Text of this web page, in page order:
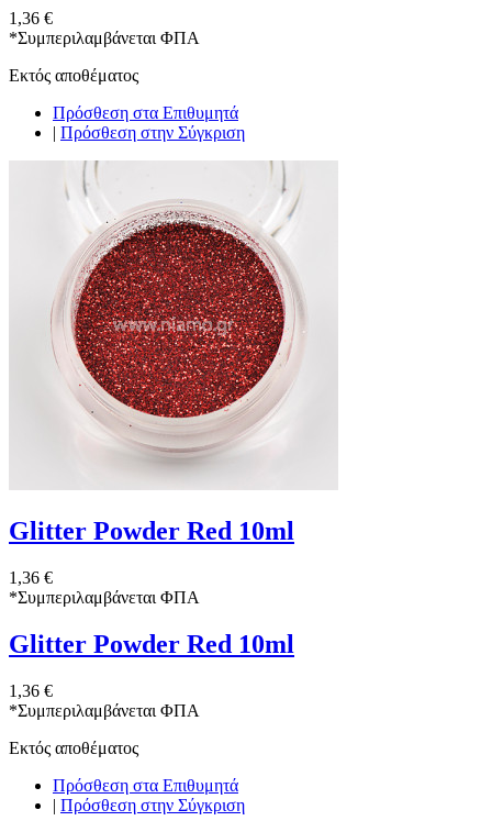
1,36 €
*Συμπεριλαμβάνεται ΦΠΑ
Εκτός αποθέματος
Πρόσθεση στα Επιθυμητά
| Πρόσθεση στην Σύγκριση
Glitter Powder Red 10ml
1,36 €
*Συμπεριλαμβάνεται ΦΠΑ
Glitter Powder Red 10ml
1,36 €
*Συμπεριλαμβάνεται ΦΠΑ
Εκτός αποθέματος
Πρόσθεση στα Επιθυμητά
| Πρόσθεση στην Σύγκριση